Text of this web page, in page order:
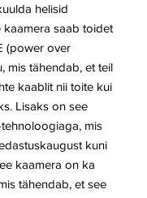
helisid
kaamera saab toidet
(power over
mis tähendab, et teil
kaablit nii toite kui
Lisaks on see
mis
kuni
kaamera on ka
tähendab, et see